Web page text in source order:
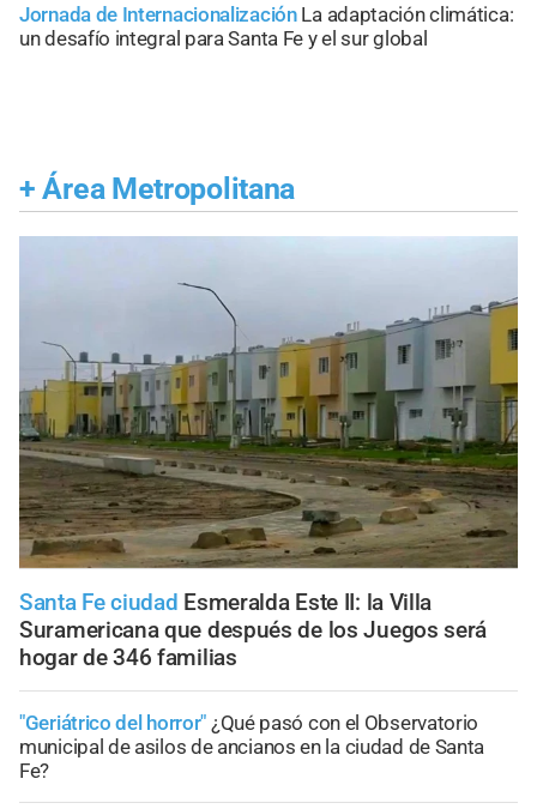
Jornada de Internacionalización La adaptación climática:
un desafío integral para Santa Fe y el sur global
+ Área Metropolitana
Santa Fe ciudad Esmeralda Este II: la Villa
Suramericana que después de los Juegos será
hogar de 346 familias
"Geriátrico del horror" ¿Qué pasó con el Observatorio
municipal de asilos de ancianos en la ciudad de Santa
Fe?